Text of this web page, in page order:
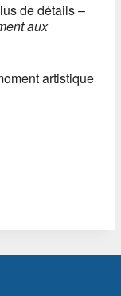
de détails –
aux
artistique